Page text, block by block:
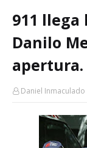
911 llega
Danilo
apertura.
Daniel